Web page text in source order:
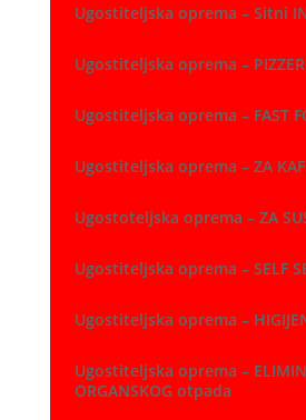
Ugostiteljska oprema – Sitni
Ugostiteljska oprema –
Ugostiteljska oprema – FAST
Ugostiteljska oprema – ZA
Ugostoteljska oprema – ZA
Ugostiteljska oprema – SELF
Ugostiteljska oprema –
Ugostiteljska oprema –
ORGANSKOG otpada